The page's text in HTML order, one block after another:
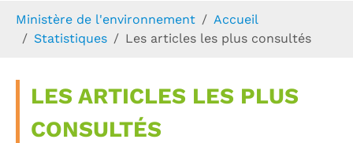
Ministère de l'environnement
Accueil
Statistiques
Les articles les plus consultés
LES ARTICLES LES PLUS
CONSULTÉS